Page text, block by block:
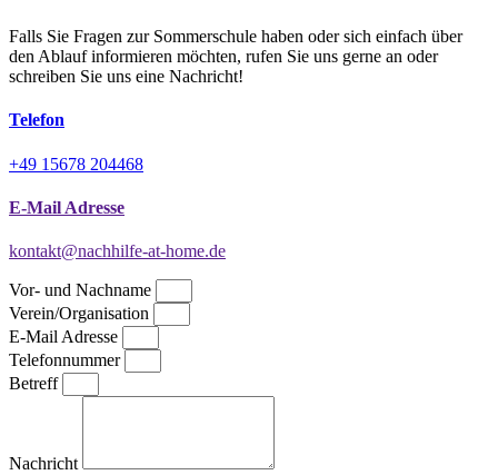
Falls Sie Fragen zur Sommerschule haben oder sich einfach über
den Ablauf informieren möchten, rufen Sie uns gerne an oder
schreiben Sie uns eine Nachricht!
Telefon
+49 15678 204468
E-Mail Adresse
kontakt@nachhilfe-at-home.de
Vor- und Nachname
Verein/Organisation
E-Mail Adresse
Telefonnummer
Betreff
Nachricht